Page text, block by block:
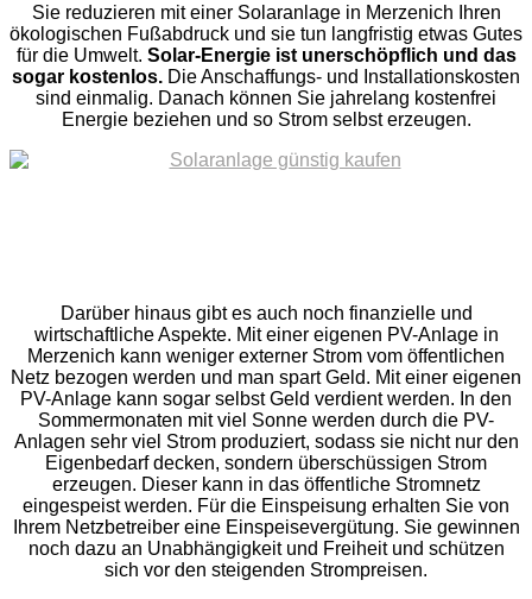
Sie reduzieren mit einer Solaranlage in Merzenich Ihren
ökologischen Fußabdruck und sie tun langfristig etwas Gutes
für die Umwelt. Solar-Energie ist unerschöpflich und das
sogar kostenlos. Die Anschaffungs- und Installationskosten
sind einmalig. Danach können Sie jahrelang kostenfrei
Energie beziehen und so Strom selbst erzeugen.
Darüber hinaus gibt es auch noch finanzielle und
wirtschaftliche Aspekte. Mit einer eigenen PV-Anlage in
Merzenich kann weniger externer Strom vom öffentlichen
Netz bezogen werden und man spart Geld. Mit einer eigenen
PV-Anlage kann sogar selbst Geld verdient werden. In den
Sommermonaten mit viel Sonne werden durch die PV-
Anlagen sehr viel Strom produziert, sodass sie nicht nur den
Eigenbedarf decken, sondern überschüssigen Strom
erzeugen. Dieser kann in das öffentliche Stromnetz
eingespeist werden. Für die Einspeisung erhalten Sie von
Ihrem Netzbetreiber eine Einspeisevergütung. Sie gewinnen
noch dazu an Unabhängigkeit und Freiheit und schützen
sich vor den steigenden Strompreisen.